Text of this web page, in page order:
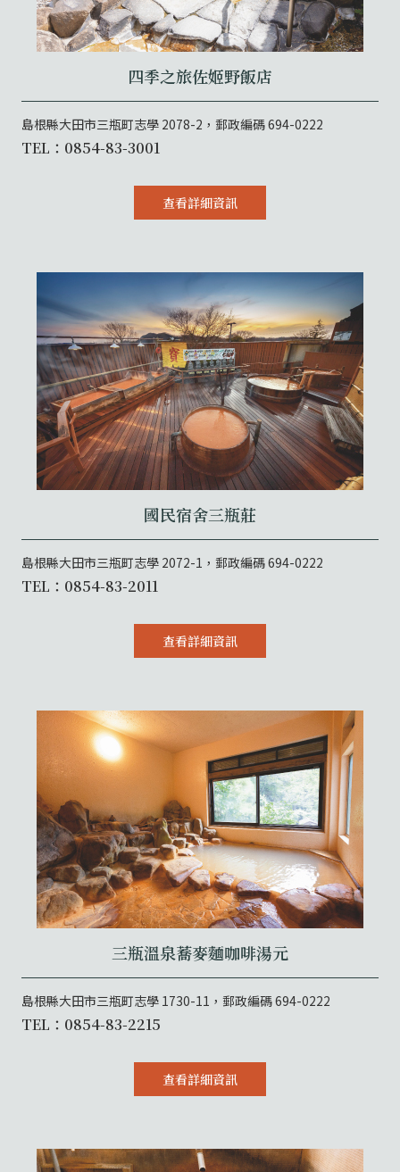
四季之旅佐姬野飯店
島根縣大田市三瓶町志學 2078-2，郵政編碼 694-0222
TEL：0854-83-3001
查看詳細資訊
國民宿舍三瓶莊
島根縣大田市三瓶町志學 2072-1，郵政編碼 694-0222
TEL：0854-83-2011
查看詳細資訊
三瓶溫泉蕎麥麵咖啡湯元
島根縣大田市三瓶町志學 1730-11，郵政編碼 694-0222
TEL：0854-83-2215
查看詳細資訊